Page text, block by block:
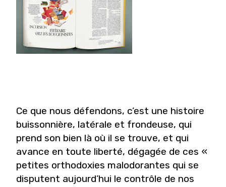
Ce que nous défendons, c’est une histoire
buissonnière, latérale et frondeuse, qui
prend son bien là où il se trouve, et qui
avance en toute liberté, dégagée de ces «
petites orthodoxies malodorantes qui se
disputent aujourd’hui le contrôle de nos